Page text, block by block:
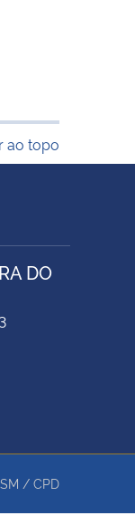
ao topo
DO
/ CPD